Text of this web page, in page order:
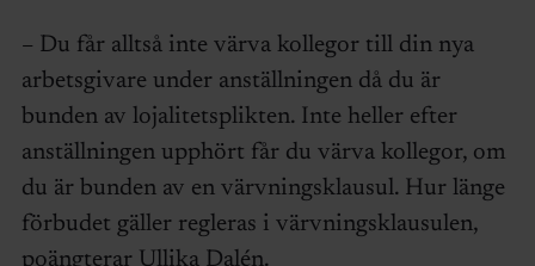
– Du får alltså inte värva kollegor till din nya
arbetsgivare under anställningen då du är
bunden av lojalitetsplikten. Inte heller efter
anställningen upphört får du värva kollegor, om
du är bunden av en värvningsklausul. Hur länge
förbudet gäller regleras i värvningsklausulen,
poängterar Ullika Dalén.